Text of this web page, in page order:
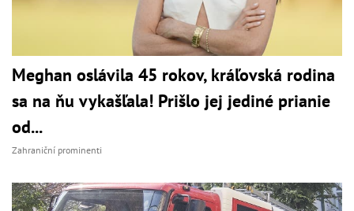
Meghan oslávila 45 rokov, kráľovská rodina
sa na ňu vykašľala! Prišlo jej jediné prianie
od...
Zahraniční prominenti